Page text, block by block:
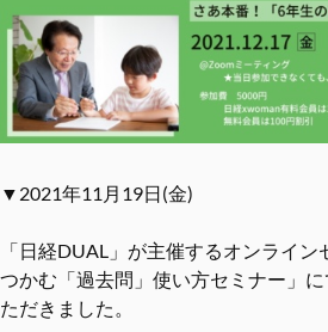
▼2021年11月19日(金)
「日経DUAL」が主催するオンライ
つかむ「過去問」使い方セミナー」
ただきました。